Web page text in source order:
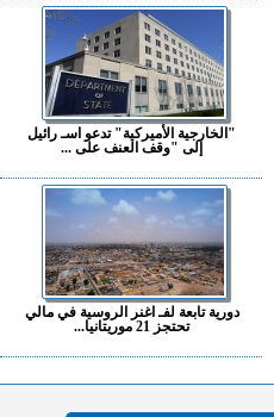
"الخارجية الأميركية" تدعو اسـ رائيل
إلى "وقف العنف على ...
دورية تابعة لفـ اغنر الروسية في مالي
تحتجز 21 موريتانيا...